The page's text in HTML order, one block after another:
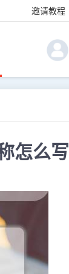
邀请教程
怎么写